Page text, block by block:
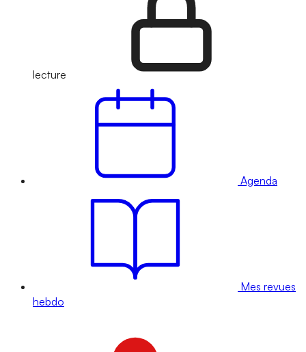
lecture
Agenda
Mes revues
hebdo